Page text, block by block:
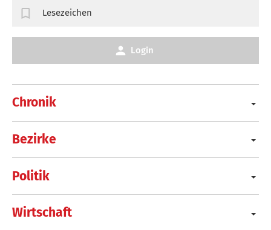
Chronik
Bezirke
Politik
Wirtschaft
Lesezeichen
Login